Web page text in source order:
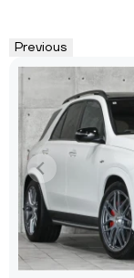
Previous